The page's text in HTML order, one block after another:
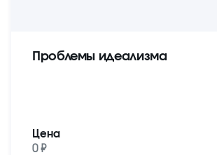
Проблемы идеализма
Цена
0 ₽